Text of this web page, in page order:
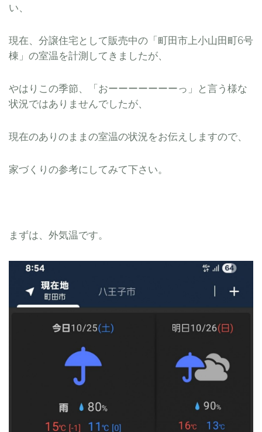
い、
現在、分譲住宅として販売中の「町田市上小山田町6号
棟」の室温を計測してきましたが、
やはりこの季節、「おーーーーーーーっ」と言う様な
状況ではありませんでしたが、
現在のありのままの室温の状況をお伝えしますので、
家づくりの参考にしてみて下さい。
まずは、外気温です。